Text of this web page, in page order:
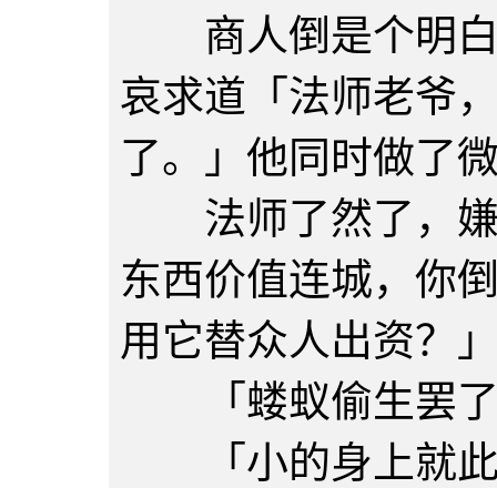
商人倒是个明白
哀求道「法师老爷
了。」他同时做了
法师了然了，嫌
东西价值连城，你
用它替众人出资？
「蝼蚁偷生罢了
「小的身上就此